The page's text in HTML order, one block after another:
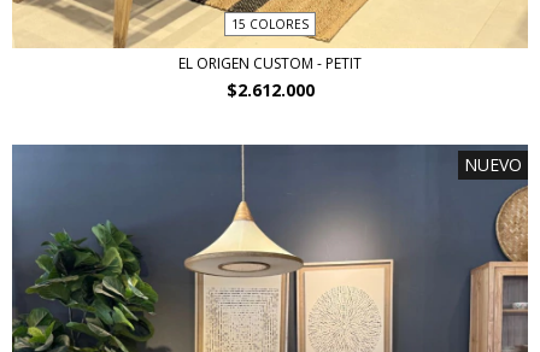
15 COLORES
EL ORIGEN CUSTOM - PETIT
$2.612.000
NUEVO